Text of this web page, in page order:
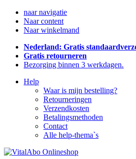
naar navigatie
Naar content
Naar winkelmand
Nederland: Gratis
Gratis retourneren
Bezorging binnen 3 werkdagen.
Help
Waar is mijn bestelling?
Retourneringen
Verzendkosten
Betalingsmethoden
Contact
Alle help-thema`s